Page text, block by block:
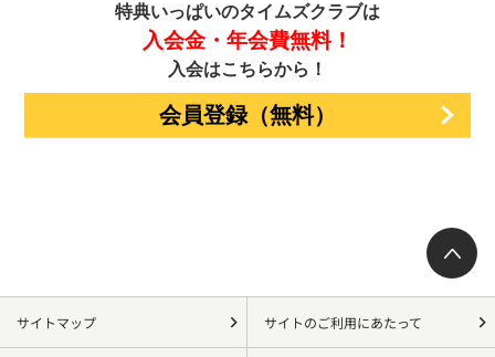
特典いっぱいのタイムズクラブは
入会金・年会費無料！
入会はこちらから！
会員登録（無料）
サイトマップ サイトのご利用にあたって